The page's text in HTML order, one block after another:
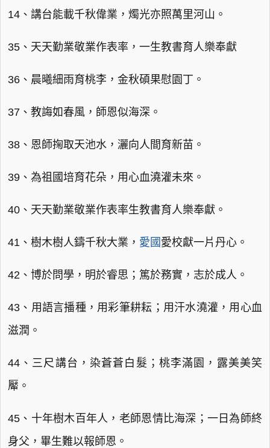
14、講台能載千秋偉業，燭光亦照萬里河山。
35、天天勤業敬業作表率，一生教書育人樂奉獻
36、晨曦細雨育桃李，金秋碩果慰園丁。
37、教誨如春風，師恩似海深。
38、恩師掬取天池水，灑向人間育新苗。
39、為祖國培育花朵，用心血澆灌未來。
40、天天勤業敬業作表率生教書育人樂奉獻。
41、樹木樹人鑄千秋大業， 愛國 愛校獻一片丹心。
42、博於問學，明於睿思；篤於務實，志於成人。
43、用語言播種，用彩筆耕耘；用汗水澆灌，用心血
滋潤。
44、三尺講台，染蒼蒼白髮；桃李滿園，露美美笑
厴。
45、十年樹木百年人，老師恩情比海深；一日為師終
身父，畢生難以報師恩。